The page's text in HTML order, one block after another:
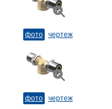
фото чертеж
фото чертеж